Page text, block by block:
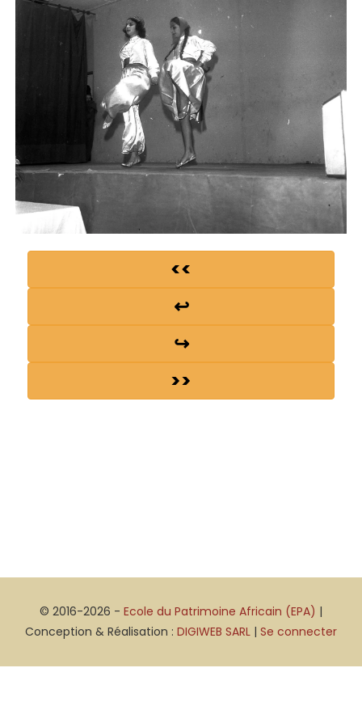
<<
↩
↪
>>
© 2016-2026 - Ecole du Patrimoine Africain (EPA) |
Conception & Réalisation : DIGIWEB SARL | Se connecter